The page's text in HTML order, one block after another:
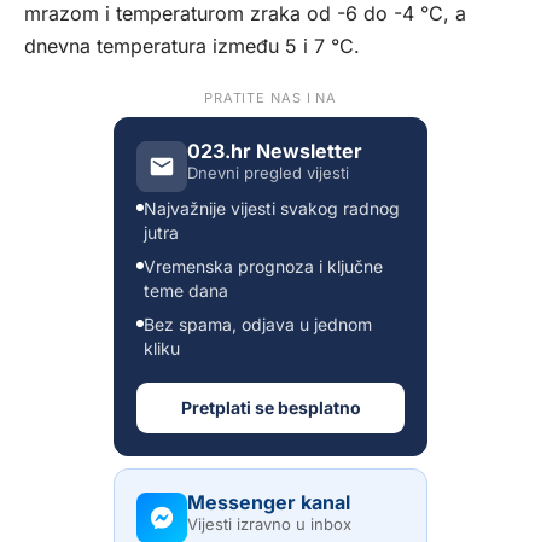
mrazom i temperaturom zraka od -6 do -4 °C, a
dnevna temperatura između 5 i 7 °C.
PRATITE NAS I NA
023.hr Newsletter
Dnevni pregled vijesti
Najvažnije vijesti svakog radnog
jutra
Vremenska prognoza i ključne
teme dana
Bez spama, odjava u jednom
kliku
Pretplati se besplatno
Messenger kanal
Vijesti izravno u inbox